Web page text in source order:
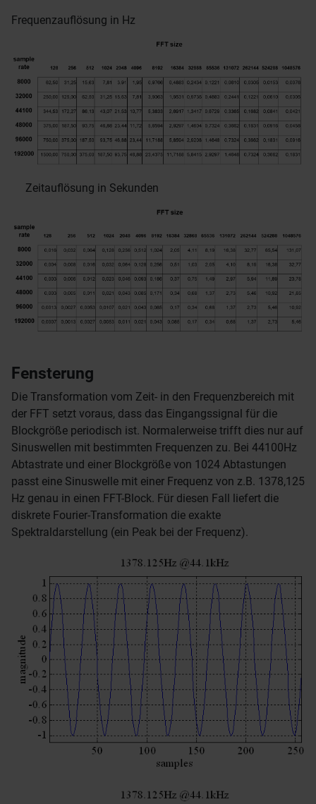
Frequenzauflösung in Hz
Zeitauflösung in Sekunden
Fensterung
Die Transformation vom Zeit- in den Frequenzbereich mit
der FFT setzt voraus, dass das Eingangssignal für die
Blockgröße periodisch ist. Normalerweise trifft dies nur auf
Sinuswellen mit bestimmten Frequenzen zu. Bei 44100Hz
Abtastrate und einer Blockgröße von 1024 Abtastungen
passt eine Sinuswelle mit einer Frequenz von z.B. 1378,125
Hz genau in einen FFT-Block. Für diesen Fall liefert die
diskrete Fourier-Transformation die exakte
Spektraldarstellung (ein Peak bei der Frequenz).